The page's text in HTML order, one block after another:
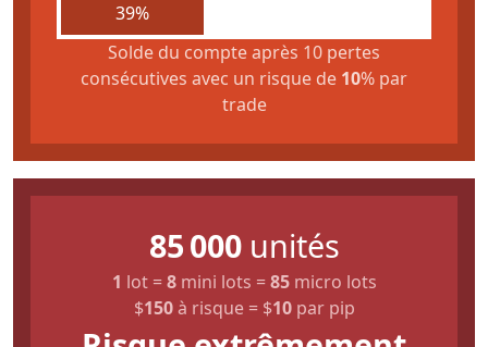
39%
Solde du compte après 10 pertes
consécutives avec un risque de 10% par
trade
85 000unités
1 lot =8mini lots =85micro lots
$150à risque = $10par pip